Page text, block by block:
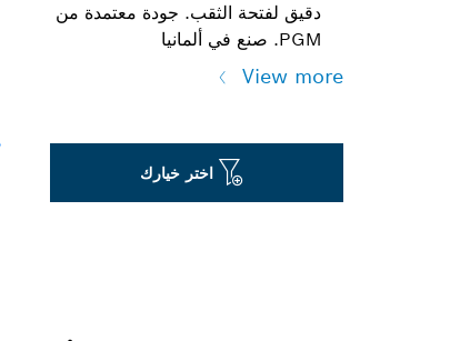
دقيق لفتحة الثقب. جودة معتمدة من
PGM. صنع في ألمانيا
View more
اختر خيارك